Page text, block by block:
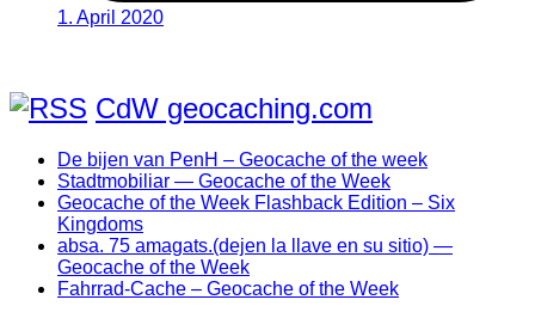
1. April 2020
CdW geocaching.com
De bijen van PenH – Geocache of the week
Stadtmobiliar — Geocache of the Week
Geocache of the Week Flashback Edition – Six
Kingdoms
absa. 75 amagats.(dejen la llave en su sitio) —
Geocache of the Week
Fahrrad-Cache – Geocache of the Week